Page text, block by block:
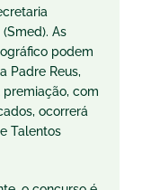
As
podem
Padre Reus,
premiação, com
ocorrerá
Talentos